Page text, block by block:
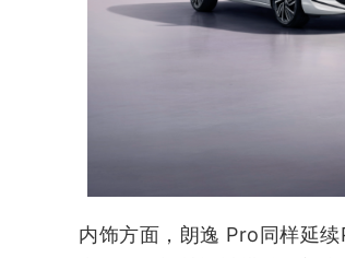
内饰方面，朗逸 Pro同样延